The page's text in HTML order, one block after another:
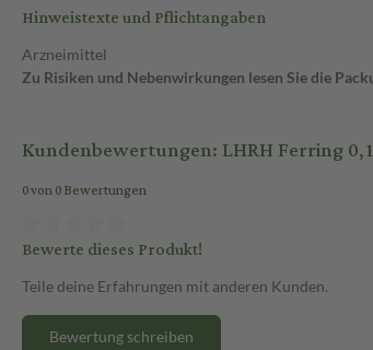
Hinweistexte und Pflichtangaben
Arzneimittel
Zu Risiken und Nebenwirkungen lesen Sie die
Kundenbewertungen: LHRH Ferring
0 von 0 Bewertungen
Bewerte dieses Produkt!
Teile deine Erfahrungen mit anderen Kunden.
Bewertung schreiben